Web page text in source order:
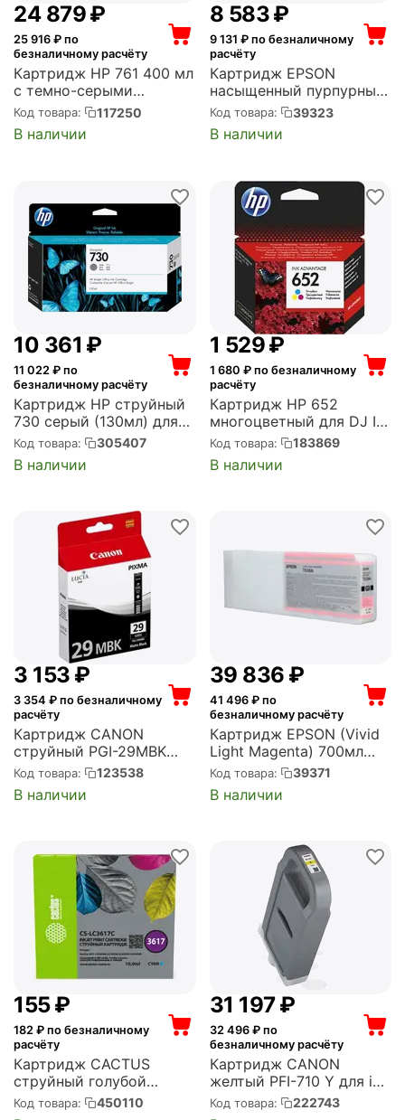
24 879₽
25 916 ₽ по
безналичному расчёту
Картридж HP 761 400 мл
с темно-серыми
чернилами для Designjet
T7100 (CM996A)
Код товара: 117250
В наличии
8 583₽
9 131 ₽ по безналичному
расчёту
Картридж EPSON
насыщенный пурпурный
80мл (C13T580A00)
Код товара: 39323
В наличии
10 361 ₽
11 022 ₽ по
безналичному расчёту
Картридж HP струйный
730 серый (130мл) для
DJ T1700 (P2V66A)
Код товара: 305407
В наличии
1 529₽
1 680 ₽ по безналичному
расчёту
Картридж HP 652
многоцветный для DJ IA
1115/2135/3635/4535/38
35/4675 (200стр.)
(F6V24AE)
Код товара: 183869
В наличии
3 153 ₽
3 354 ₽ по безналичному
расчёту
Картридж CANON
струйный PGI-29MBK
черный для Pixma Pro 1
(4868B001)
Код товара: 123538
В наличии
39 836 ₽
41 496₽ по
безналичному расчёту
Картридж EPSON (Vivid
Light Magenta) 700мл
(C13T636600)
Код товара: 39371
В наличии
‍155‍₽
182 ₽ по безналичному
расчёту
Картридж CACTUS
струйный голубой
(10мл) для Brother MFC-
J2330DW/J2730DW/J353
Код товара: 450110
31 197₽
32 496₽ по
безналичному расчёту
Картридж CANON
желтый PFI-710 Y для iPF
TX-2000/3000/4000 (700
мл) (2357C001)
Код товара: 222743